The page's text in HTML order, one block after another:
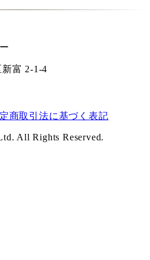
富 2-1-4
商取引法に基づく表記
All Rights Reserved.